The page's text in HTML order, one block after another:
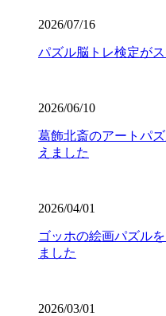
2026/07/16
パズル脳トレ検定がス
2026/06/10
葛飾北斎のアートパ
えました
2026/04/01
ゴッホの絵画パズル
ました
2026/03/01